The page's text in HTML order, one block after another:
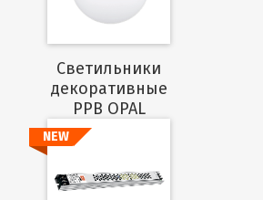
Cветильники
декоративные
PPB OPAL
Подробнее
NEW